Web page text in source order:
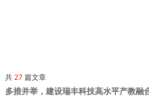
共 27 篇文章
多措并举，建设瑞丰科技高水平产教融